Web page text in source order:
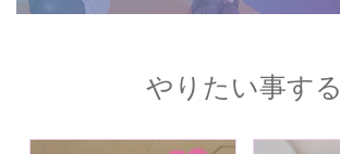
やりたい事する